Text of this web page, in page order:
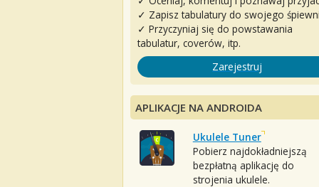
✓ Zapisz tabulatury do swojego
✓ Przyczyniaj się do powstawania
tabulatur, coverów, itp.
Zarejestruj
APLIKACJE NA ANDROIDA
Ukulele Tuner
Pobierz najdokładniejszą
bezpłatną aplikację do
strojenia ukulele.